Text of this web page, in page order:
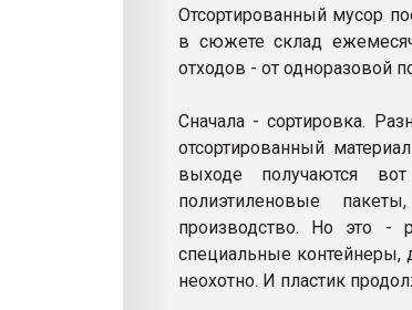
Отсортированный мусор
в сюжете склад
отходов - от одноразовой
Сначала - сортировка.
отсортированный
выходе получаются
полиэтиленовые
производство. Но это -
специальные контейнеры,
неохотно. И пластик